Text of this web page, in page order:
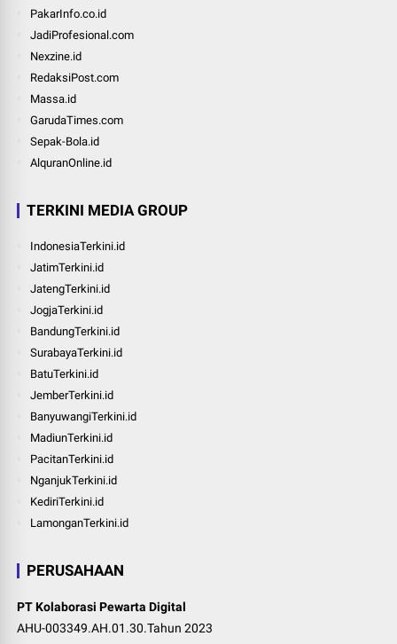
PakarInfo.co.id
JadiProfesional.com
Nexzine.id
RedaksiPost.com
Massa.id
GarudaTimes.com
Sepak-Bola.id
AlquranOnline.id
TERKINI MEDIA GROUP
IndonesiaTerkini.id
JatimTerkini.id
JatengTerkini.id
JogjaTerkini.id
BandungTerkini.id
SurabayaTerkini.id
BatuTerkini.id
JemberTerkini.id
BanyuwangiTerkini.id
MadiunTerkini.id
PacitanTerkini.id
NganjukTerkini.id
KediriTerkini.id
LamonganTerkini.id
PERUSAHAAN
PT Kolaborasi Pewarta Digital
AHU-003349.AH.01.30.Tahun 2023